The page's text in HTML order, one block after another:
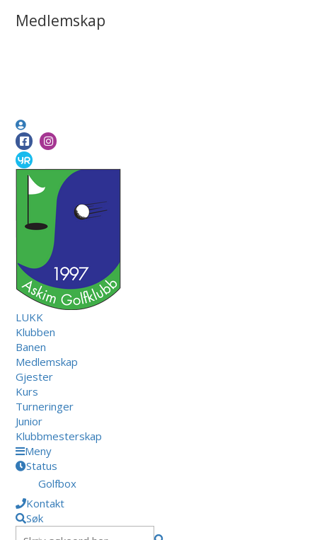
Medlemskap
LUKK
Klubben
Banen
Medlemskap
Gjester
Kurs
Turneringer
Junior
Klubbmesterskap
Meny
Status
Golfbox
Kontakt
Søk